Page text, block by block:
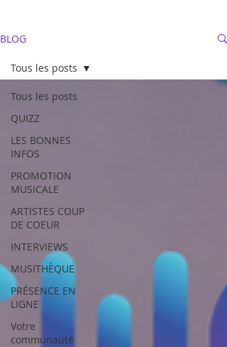
BLOG
Tous les posts
QUIZZ
LES BONNES
INFOS
PROMOTION
MUSICALE
ARTISTES COUP
DE COEUR
INTERVIEWS
MUSITHÈQUE
PRÉSENCE EN
LIGNE
Votre
communauté
Tous les posts